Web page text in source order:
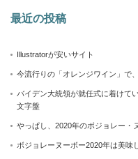
最近の投稿
Illustratorが安いサイト
今流行りの「オレンジワイン」で
バイデン大統領が就任式に着けて
文字盤
やっぱし、2020年のボジョレー・
ボジョレーヌーボー2020年は美味